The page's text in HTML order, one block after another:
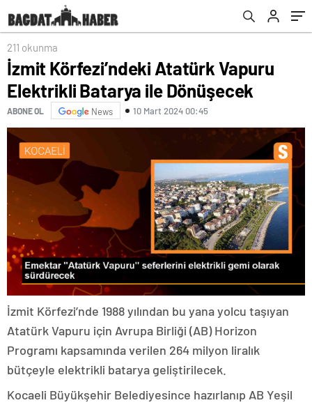
211 okunma
İzmit Körfezi’ndeki Atatürk Vapuru
Elektrikli Batarya ile Dönüşecek
ABONE OL News 10 Mart 2024 00:45
İzmit Körfezi’nde 1988 yılından bu yana yolcu taşıyan
Atatürk Vapuru için Avrupa Birliği (AB) Horizon
Programı kapsamında verilen 264 milyon liralık
bütçeyle elektrikli batarya geliştirilecek.
Kocaeli Büyükşehir Belediyesince hazırlanıp AB Yeşil